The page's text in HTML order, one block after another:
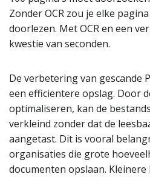
Zonder OCR zou je elke
doorlezen. Met OCR en een
kwestie van seconden.
De verbetering van gescande
een efficiëntere opslag. Door
optimaliseren, kan de
verkleind zonder dat de
aangetast. Dit is vooral
organisaties die grote
documenten opslaan.